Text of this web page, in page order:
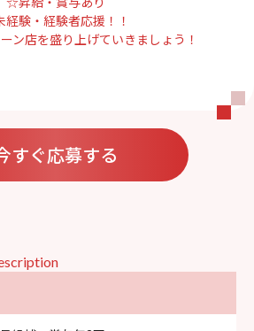
験・経験者応援！！
ン店を盛り上げていきましょう！
すぐ応募する